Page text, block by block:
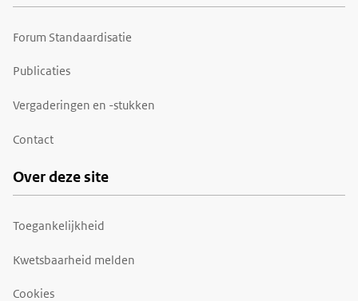
Forum Standaardisatie
Publicaties
Vergaderingen en -stukken
Contact
Over deze site
Toegankelijkheid
Kwetsbaarheid melden
Cookies